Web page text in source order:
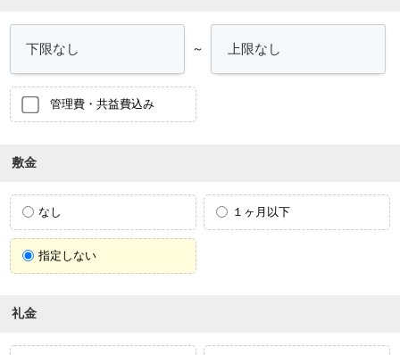
～
管理費・共益費込み
敷金
なし １ヶ月以下
指定しない
礼金